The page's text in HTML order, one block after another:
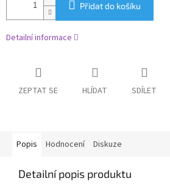
Přidat do košíku
Detailní informace
ZEPTAT SE HLÍDAT SDÍLET
Popis Hodnocení Diskuze
Detailní popis produktu